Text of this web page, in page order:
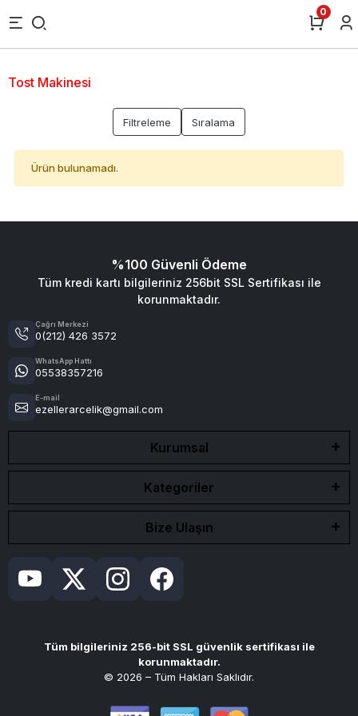
0
Tost Makinesi
Filtreleme Sıralama
Ürün bulunamadı.
%100 Güvenli Ödeme
Tüm kredi kartı bilgileriniz 256bit SSL Sertifikası ile
korunmaktadır.
Çağrı Merkezi
0(212) 426 3572
WhatsApp Hattı
05538357216
E-mail
ezellerarcelik@gmail.com
Kurumsal
Kategoriler
Bize Ulaşın
Tüm bilgileriniz 256-bit SSL güvenlik sertifikası ile
korunmaktadır.
© 2026 – Tüm Hakları Saklıdır.